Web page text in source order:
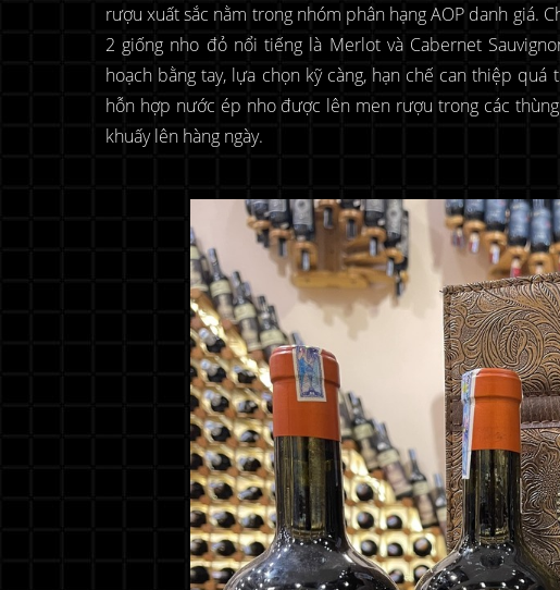
rượu xuất sắc nằm trong nhóm phân hạng AOP danh giá.
2 giống nho đỏ nổi tiếng là Merlot và Cabernet
hoạch bằng tay, lựa chọn kỹ càng, hạn chế can thiệp
hỗn hợp nước ép nho được lên men rượu trong các
khuấy lên hàng ngày.